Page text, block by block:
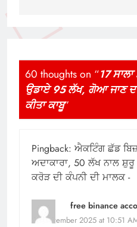
60 thoughts on “17
ਉਡਾਏ 95 ਲੱਖ, ਗੋਆ ਜਾਣ
ਕੀਤਾ ਕਾਬੂ”
Pingback: ਐਕਟਿੰਗ ਛੱਡ
ਅਦਾਕਾਰਾ, 50 ਲੱਖ ਨਾਲ
ਕਰੋੜ ਦੀ ਕੰਪਨੀ ਦੀ ਮਾਲਕ -
free binance
25 November 2025 at 10:51